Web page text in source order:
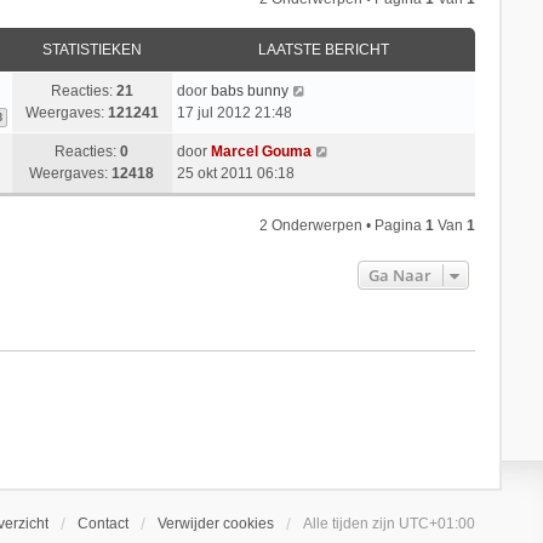
STATISTIEKEN LAATSTE BERICHT
Reacties: 21
Weergaves: 121241
door babs bunny
17 jul 2012 21:48
Reacties:0
Weergaves:12418
door Marcel Gouma
25 okt 2011 06:18
2 Onderwerpen • Pagina1 Van1
Ga Naar
Contact Verwijder cookies Alle tijden zijn UTC+01:00